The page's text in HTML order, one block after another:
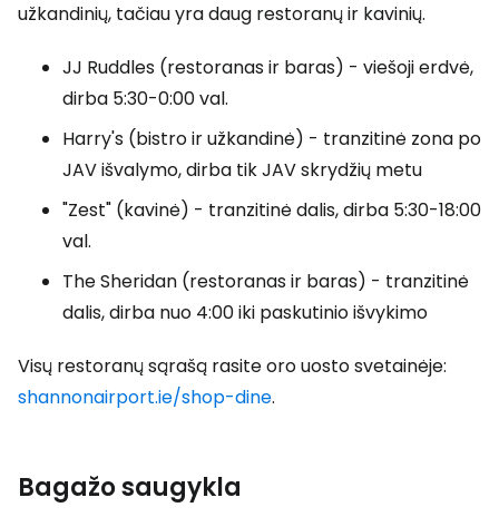
užkandinių, tačiau yra daug restoranų ir kavinių.
JJ Ruddles (restoranas ir baras) - viešoji erdvė,
dirba 5:30-0:00 val.
Harry's (bistro ir užkandinė) - tranzitinė zona po
JAV išvalymo, dirba tik JAV skrydžių metu
"Zest" (kavinė) - tranzitinė dalis, dirba 5:30-18:00
val.
The Sheridan (restoranas ir baras) - tranzitinė
dalis, dirba nuo 4:00 iki paskutinio išvykimo
Visų restoranų sąrašą rasite oro uosto svetainėje:
shannonairport.ie/shop-dine.
Bagažo saugykla